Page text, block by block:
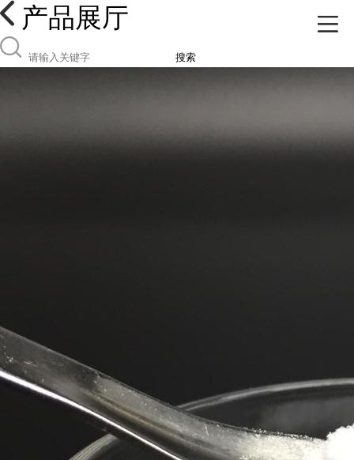
产品展厅
搜索